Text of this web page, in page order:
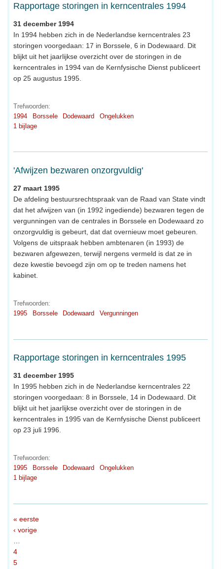
Rapportage storingen in kerncentrales 1994
31 december 1994
In 1994 hebben zich in de Nederlandse kerncentrales 23
storingen voorgedaan: 17 in Borssele, 6 in Dodewaard. Dit
blijkt uit het jaarlijkse overzicht over de storingen in de
kerncentrales in 1994 van de Kernfysische Dienst publiceert
op 25 augustus 1995.
Trefwoorden:
1994
Borssele Dodewaard
Ongelukken
1 bijlage
'Afwijzen bezwaren onzorgvuldig'
27 maart 1995
De afdeling bestuursrechtspraak van de Raad van State vindt
dat het afwijzen van (in 1992 ingediende) bezwaren tegen de
vergunningen van de centrales in Borssele en Dodewaard zo
onzorgvuldig is gebeurt, dat dat overnieuw moet gebeuren.
Volgens de uitspraak hebben ambtenaren (in 1993) de
bezwaren afgewezen, terwijl nergens vermeld is dat ze in
deze kwestie bevoegd zijn om op te treden namens het
kabinet.
Trefwoorden:
1995
Borssele Dodewaard Vergunningen
Rapportage storingen in kerncentrales 1995
31 december 1995
In 1995 hebben zich in de Nederlandse kerncentrales 22
storingen voorgedaan: 8 in Borssele, 14 in Dodewaard. Dit
blijkt uit het jaarlijkse overzicht over de storingen in de
kerncentrales in 1995 van de Kernfysische Dienst publiceert
op 23 juli 1996.
Trefwoorden:
1995
Borssele Dodewaard
Ongelukken
1 bijlage
« eerste
‹ vorige
…
4
5